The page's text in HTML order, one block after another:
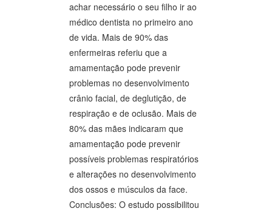
achar necessário o seu filho ir ao
médico dentista no primeiro ano
de vida. Mais de 90% das
enfermeiras referiu que a
amamentação pode prevenir
problemas no desenvolvimento
crânio facial, de deglutição, de
respiração e de oclusão. Mais de
80% das mães indicaram que
amamentação pode prevenir
possíveis problemas respiratórios
e alterações no desenvolvimento
dos ossos e músculos da face.
Conclusões: O estudo possibilitou